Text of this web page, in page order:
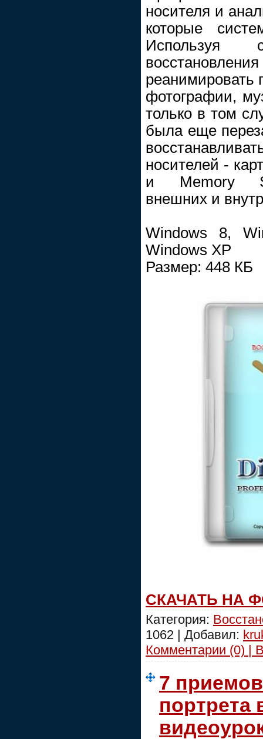
носителя и
которые
Используя
реанимировать
фотографии,
только в том
была еще
носителей -
и Memory
внешних и
Windows 8,
Windows XP
Размер: 448 КБ
СКАЧАТЬ НА
Категория:
1062 | Добавил:
Комментарии (0) |
7
портрета